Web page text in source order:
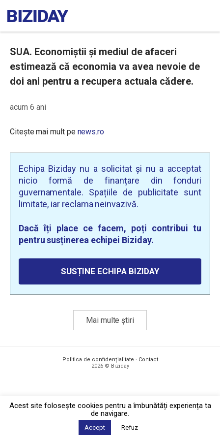
SUA. Economiștii și mediul de afaceri
estimează că economia va avea nevoie de
doi ani pentru a recupera actuala cădere.
acum 6 ani
Citește mai mult pe news.ro
Echipa Biziday nu a solicitat și nu a acceptat
nicio formă de finanțare din fonduri
guvernamentale. Spațiile de publicitate sunt
limitate, iar reclama neinvazivă.
Dacă îți place ce facem, poți contribui tu
pentru susținerea echipei Biziday.
SUSȚINE ECHIPA BIZIDAY
Mai multe știri
Politica de confidențialitate · Contact
2026 © Biziday
Acest site foloseşte cookies pentru a îmbunătăți experiența ta
de navigare.
Accept Refuz